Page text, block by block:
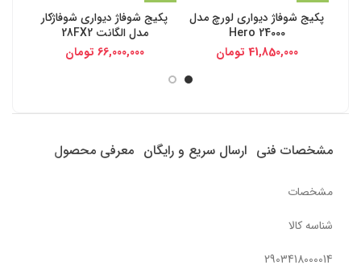
پکیج شوفاژ دیواری لورچ مدل
Hero 24000
41,850,000 تومان
پکیج شوفاژ دیواری شوفاژکار
مدل الگانت 28FX2
66,000,000 تومان
مشخصات فنی ارسال سریع و رایگان معرفی محصول
مشخصات
شناسه کالا
2903418000014